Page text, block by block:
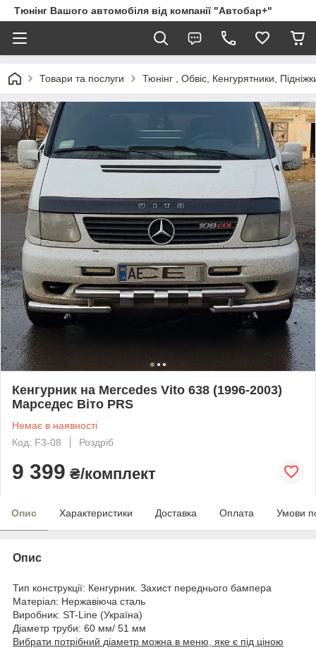
Тюнінг Вашого автомобіля від компанії "Автобар+"
Товари та послуги Тюнінг , Обвіс, Кенгурятники,
Кенгурник на Mercedes Vito 638 (1996-2003)
Марседес Віто PRS
Немає в наявності
Код: F3-08
Роздріб
9 399 ₴/комплект
Опис Характеристики Доставка Оплата Умови
Опис
Тип конструкції: Кенгурник. Захист переднього бампера
Матеріал: Нержавіюча сталь
Виробник: ST-Line (Україна)
Діаметр труби: 60 мм/ 51 мм
Вибрати потрібний діаметр можна в меню, яке є під ціною